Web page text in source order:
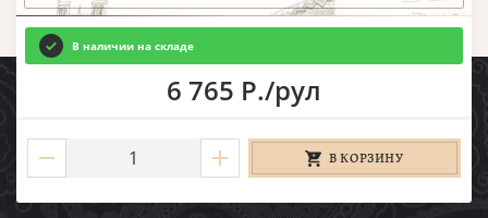
В наличии на складе
6 765 Р./рул
В КОРЗИНУ